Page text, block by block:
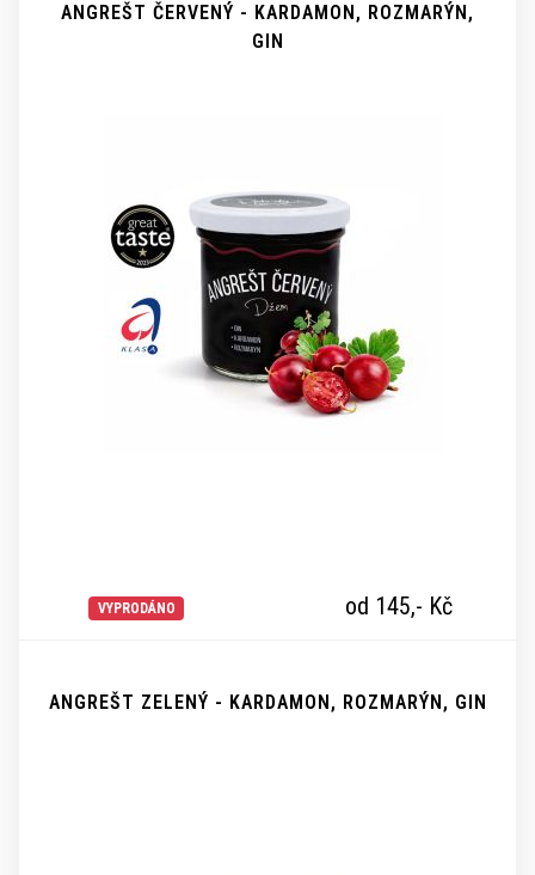
ANGREŠT ČERVENÝ - KARDAMON, ROZMARÝN,
GIN
VYPRODÁNO od 145,- Kč
ANGREŠT ZELENÝ - KARDAMON, ROZMARÝN, GIN